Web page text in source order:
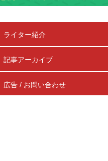
ライター紹介
記事アーカイブ
広告 / お問い合わせ